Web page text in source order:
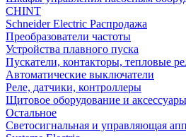
CHINT
Schneider Electric Распродажа
Преобразователи частоты
Устройства плавного пуска
Пускатели, контакторы, тепловые
Автоматические выключатели
Реле, датчики, контроллеры
Щитовое оборудование и аксессуары
Остальное
Светосигнальная и управляющая